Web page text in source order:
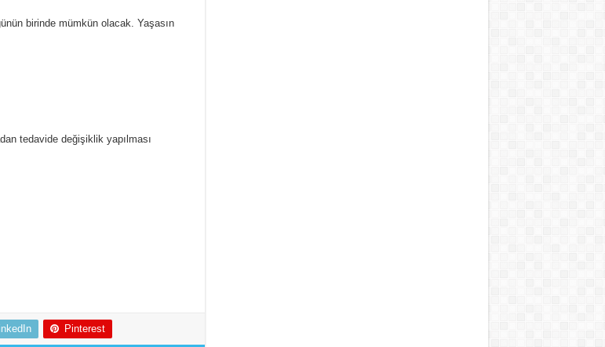
birinde mümkün olacak. Yaşasın
tedavide değişiklik yapılması
Pinterest